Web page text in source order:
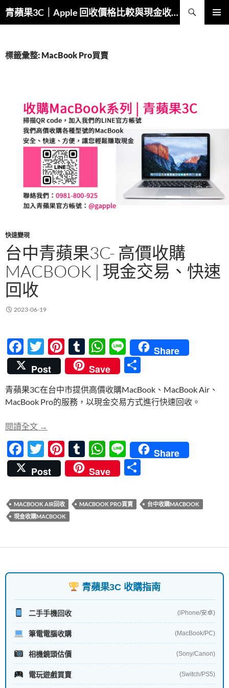
至
內
青蘋果3C｜Apple 回收價格比較與現金收購
搜
尋
標籤彙整: MacBook Pro買賣
快速變現
台中青蘋果3C- 高價收購
MACBOOK | 現金交易、快速
回收
2023-06-19
F
ac
e
b
o
o
k
T
w
itt
er
Pi
nt
er
es
t
T
u
m
bl
r
W
h
at
s
A
p
Li
n
e
Share
Post
Save
青蘋果3C在台中市提供高價收購MacBook、MacBook Air、
MacBook Pro的服務，以現金交易方式進行快速回收。
閱讀全文 台中青蘋果3C- 高價收購MacBook | 現金交易、快速
→
F
ac
e
b
o
k
T
w
itt
er
Pi
nt
er
es
t
T
u
m
bl
r
W
h
at
s
A
p
Li
n
e
Share
Post
Save
MACBOOK AIR回收 MACBOOK PRO買賣
台中收購MACBOOK
現金收購MACBOOK
青蘋果3C 收購指南
二手手機回收 (iPhone/安卓)
筆電電腦收購 (MacBook/PC)
相機鏡頭估價 (Sony/Canon)
電玩遊戲買賣 (Switch/PS5)